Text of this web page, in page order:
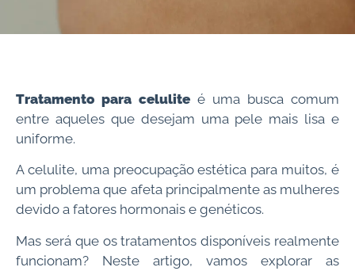
Tratamento para celulite é uma busca comum
entre aqueles que desejam uma pele mais lisa e
uniforme.
A celulite, uma preocupação estética para muitos, é
um problema que afeta principalmente as mulheres
devido a fatores hormonais e genéticos.
Mas será que os tratamentos disponíveis realmente
funcionam? Neste artigo, vamos explorar as